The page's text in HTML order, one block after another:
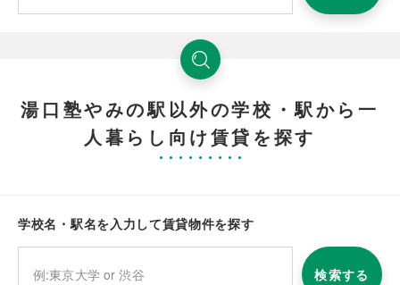
湯口塾やみの駅以外の学校・駅から一
人暮らし向け賃貸を探す
学校名・駅名を入力して賃貸物件を探す
検索する